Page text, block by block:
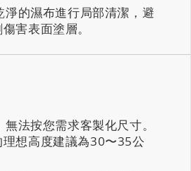
淨的濕布進行局部清潔，避
害表面塗層。
法按您需求客製化尺寸。
想高度建議為30〜35公